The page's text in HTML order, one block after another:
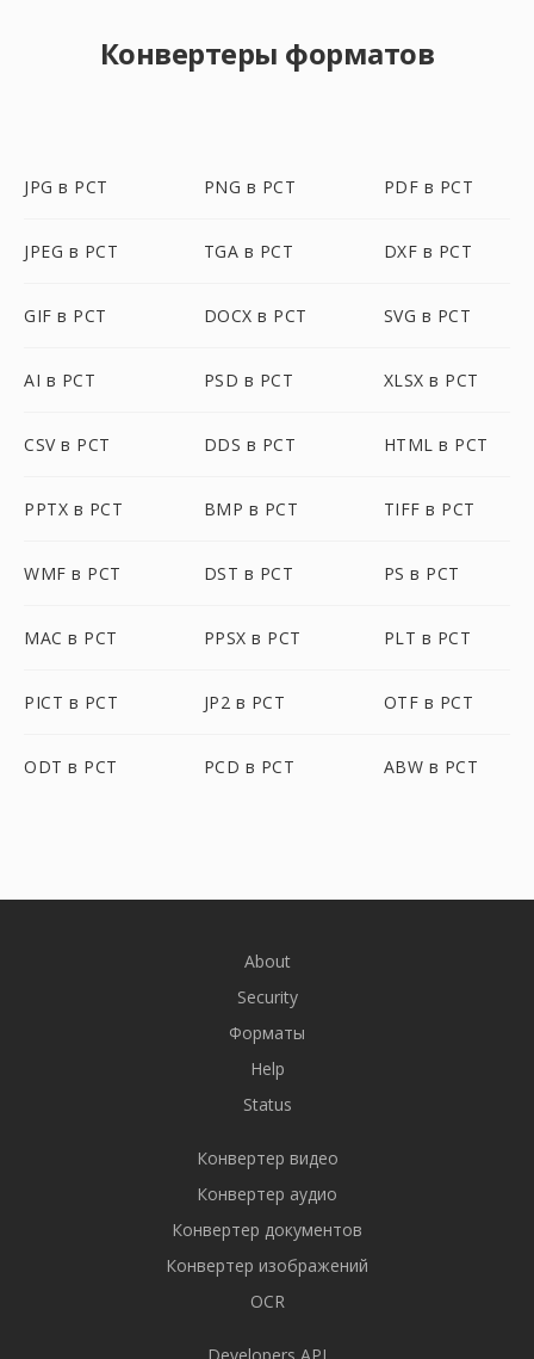
Конвертеры форматов
JPG в PCT PNG в PCT PDF в PCT
JPEG в PCT TGA в PCT DXF в PCT
GIF в PCT DOCX в PCT SVG в PCT
AI в PCT PSD в PCT XLSX в PCT
CSV в PCT DDS в PCT HTML в PCT
PPTX в PCT BMP в PCT TIFF в PCT
WMF в PCT DST в PCT PS в PCT
MAC в PCT PPSX в PCT PLT в PCT
PICT в PCT JP2 в PCT OTF в PCT
ODT в PCT PCD в PCT ABW в PCT
About
Security
Форматы
Help
Status
Конвертер видео
Конвертер аудио
Конвертер документов
Конвертер изображений
OCR